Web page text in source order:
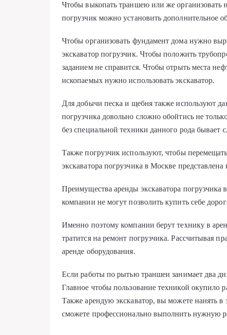
Чтобы выкопать траншею или же организовать
погрузчик можно установить дополнительное
Чтобы организовать фундамент дома нужно
экскаватор погрузчик. Чтобы положить
заданием не справится. Чтобы отрыть места
ископаемых нужно использовать экскаватор.
Для добычи песка и щебня также используют
погрузчика довольно сложно обойтись не
без специальной техники данного рода бывает
Также погрузчик используют, чтобы
экскаватора погрузчика в Москве представлена
Преимущества аренды экскаватора
компании не могут позволить купить себе
Именно поэтому компании берут технику в
тратится на ремонт погрузчика. Рассчитывая
аренде оборудования.
Если работы по рытью траншеи занимает два
Главное чтобы пользование техникой окупило
Также арендую экскаватор, вы можете нанять
сможете профессионально выполнить нужную